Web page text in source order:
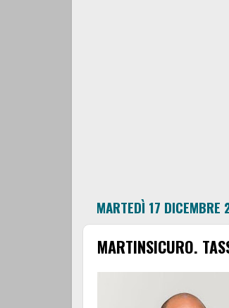
MARTEDÌ 17 DICEMBRE
MARTINSICURO.